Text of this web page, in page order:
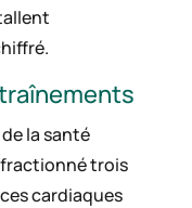
la santé
fractionné trois
cardiaques